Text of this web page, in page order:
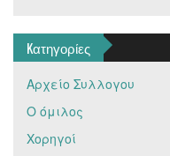
Kατηγορίες
Αρχείο Συλλογου
Ο όμιλος
Χορηγοί